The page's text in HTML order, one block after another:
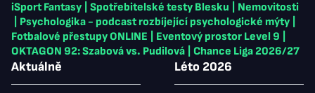
iSport Fantasy
Spotřebitelské testy Blesku
Nemovitosti
Psychologika - podcast rozbíjející psychologické mýty
Fotbalové přestupy ONLINE
Eventový prostor Level 9
OKTAGON 92: Szabová vs. Pudilová
Chance Liga 2026/27
Aktuálně Léto 2026